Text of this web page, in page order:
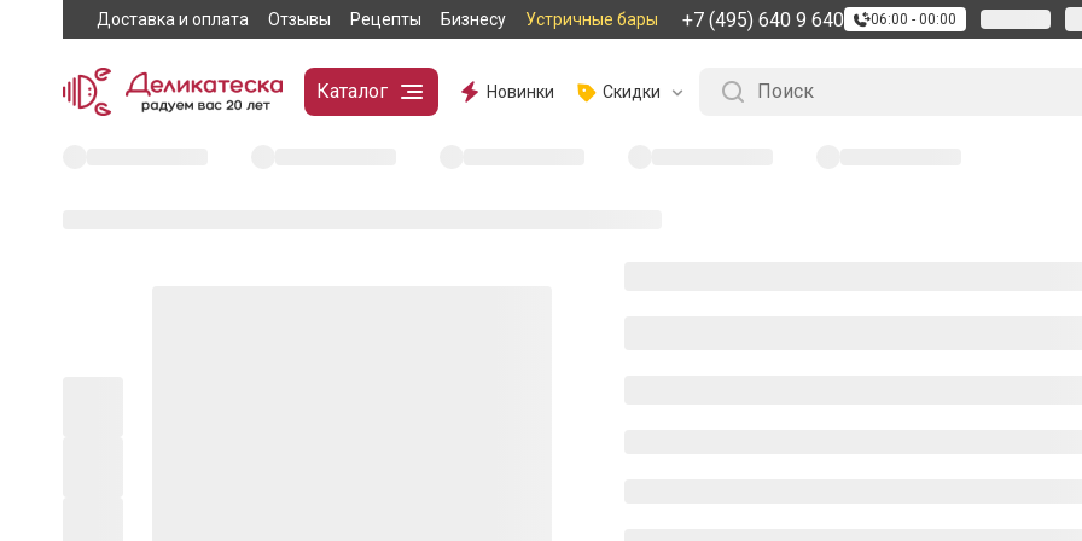
Доставка и оплата Отзывы Рецепты Бизнесу Устричные бары +7 (495) 640 9 640 06:00 - 00:00
Каталог Новинки Скидки